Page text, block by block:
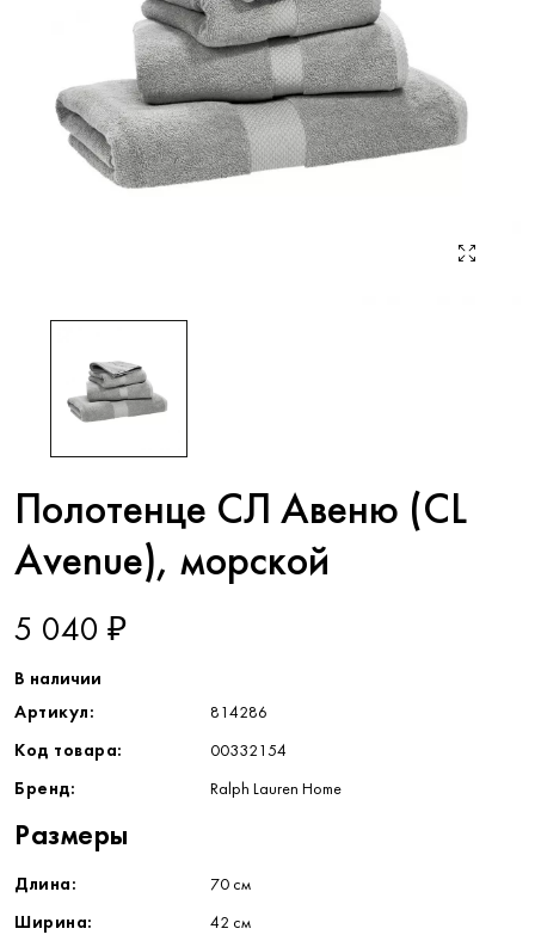
Полотенце СЛ Авеню (CL
Avenue), морской
5 040 ₽
В наличии
Артикул:
814286
Код товара: 00332154
Бренд: Ralph Lauren Home
Размеры
Длина: 70 см
Ширина: 42 см